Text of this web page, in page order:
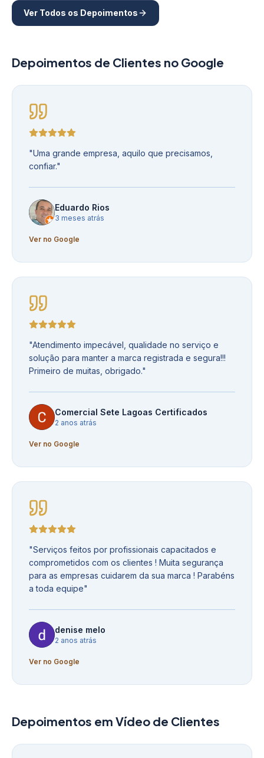
Ver Todos os Depoimentos
Depoimentos de Clientes no Google
"Uma grande empresa, aquilo que precisamos,
confiar."
Eduardo Rios
3 meses atrás
Ver no Google
"Atendimento impecável, qualidade no serviço e
solução para manter a marca registrada e segura!!!
Primeiro de muitas, obrigado."
Comercial Sete Lagoas Certificados
2 anos atrás
Ver no Google
"Serviços feitos por profissionais capacitados e
comprometidos com os clientes ! Muita segurança
para as empresas cuidarem da sua marca ! Parabéns
a toda equipe"
denise melo
2 anos atrás
Ver no Google
Depoimentos em Vídeo de Clientes